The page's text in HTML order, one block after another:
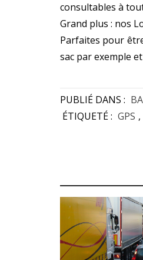
consultables à
Grand plus : nos
Parfaites pour
sac par exemple
PUBLIÉ DANS :
ÉTIQUETÉ : GPS ,